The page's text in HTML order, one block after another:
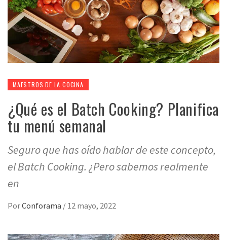
MAESTROS DE LA COCINA
¿Qué es el Batch Cooking? Planifica
tu menú semanal
Seguro que has oído hablar de este concepto,
el Batch Cooking. ¿Pero sabemos realmente
en
PorConforama / 12 mayo, 2022